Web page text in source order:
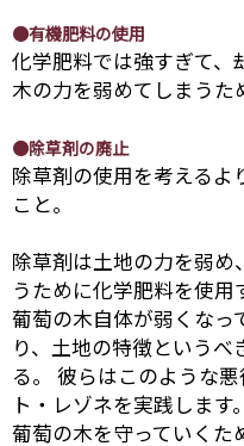
●有機肥料の使用
化学肥料では強すぎて、
木の力を弱めてしまうた
●除草剤の廃止
除草剤の使用を考えるよ
こと。
除草剤は土地の力を弱
うために化学肥料を使
葡萄の木自体が弱くなっ
り、土地の特徴という
る。 彼らはこのような
ト・レゾネを実践します
葡萄の木を守っていくた